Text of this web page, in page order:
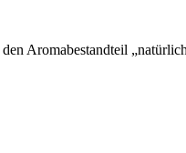
Aromabestandteil